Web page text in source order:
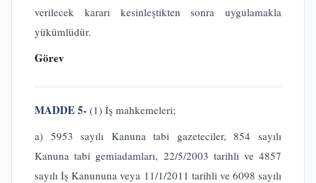
verilecek kararı kesinleştikten sonra uygulamakla
yükümlüdür.
Görev
MADDE 5- (1) İş mahkemeleri;
a) 5953 sayılı Kanuna tabi gazeteciler, 854 sayılı
Kanuna tabi gemiadamları, 22/5/2003 tarihli ve 4857
sayılı İş Kanununa veya 11/1/2011 tarihli ve 6098 sayılı